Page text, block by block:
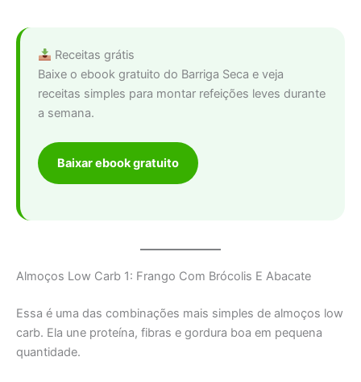
Receitas grátis
Baixe o ebook gratuito do Barriga Seca e veja
receitas simples para montar refeições leves durante
a semana.
Baixar ebook gratuito
Almoços Low Carb 1: Frango Com Brócolis E Abacate
Essa é uma das combinações mais simples de almoços low
carb. Ela une proteína, fibras e gordura boa em pequena
quantidade.